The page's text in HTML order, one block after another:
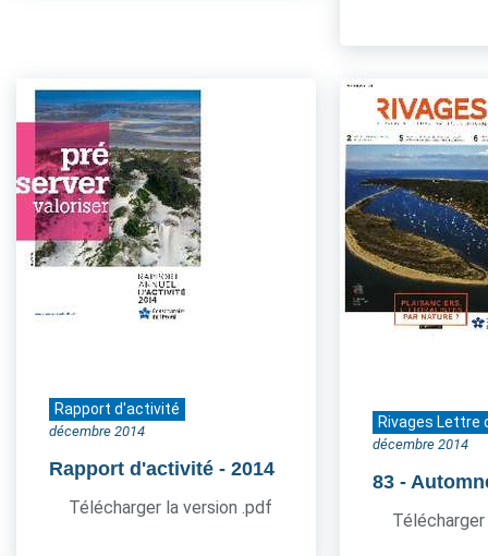
Rapport d'activité
décembre 2014
Rapport d'activité - 2014
Télécharger la version .pdf
Rivages Lettre
décembre 2014
83 -